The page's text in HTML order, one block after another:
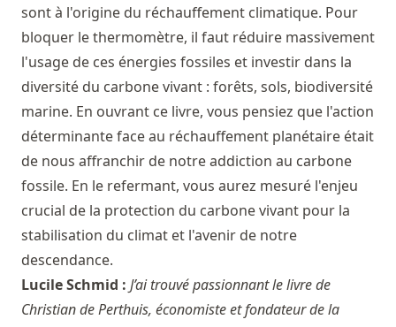
sont à l'origine du réchauffement climatique. Pour
bloquer le thermomètre, il faut réduire massivement
l'usage de ces énergies fossiles et investir dans la
diversité du carbone vivant : forêts, sols, biodiversité
marine. En ouvrant ce livre, vous pensiez que l'action
déterminante face au réchauffement planétaire était
de nous affranchir de notre addiction au carbone
fossile. En le refermant, vous aurez mesuré l'enjeu
crucial de la protection du carbone vivant pour la
stabilisation du climat et l'avenir de notre
descendance.
Lucile Schmid : J’ai trouvé passionnant le livre de
Christian de Perthuis, économiste et fondateur de la